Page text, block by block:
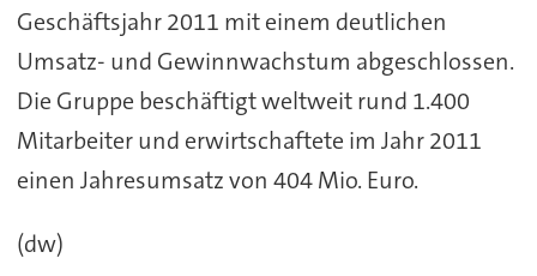
Geschäftsjahr 2011 mit einem deutlichen
Umsatz- und Gewinnwachstum abgeschlossen.
Die Gruppe beschäftigt weltweit rund 1.400
Mitarbeiter und erwirtschaftete im Jahr 2011
einen Jahresumsatz von 404 Mio. Euro.
(dw)